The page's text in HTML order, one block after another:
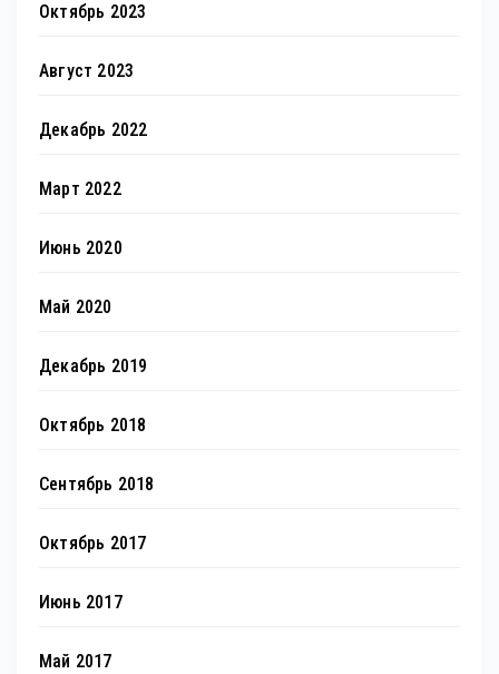
Октябрь 2023
Август 2023
Декабрь 2022
Март 2022
Июнь 2020
Май 2020
Декабрь 2019
Октябрь 2018
Сентябрь 2018
Октябрь 2017
Июнь 2017
Май 2017